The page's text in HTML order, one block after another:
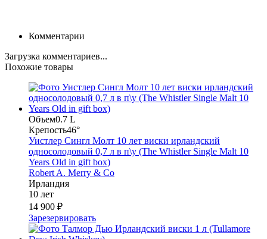
Комментарии
Загрузка комментариев...
Похожие товары
Объем0.7 L
Крепость46°
Уистлер Сингл Молт 10 лет виски ирландский
односолодовый 0,7 л в п\у (The Whistler Single Malt 10
Years Old in gift box)
Robert A. Merry & Co
Ирландия
10 лет
14 900 ₽
Зарезервировать